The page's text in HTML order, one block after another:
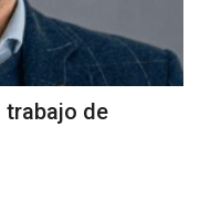
trabajo de